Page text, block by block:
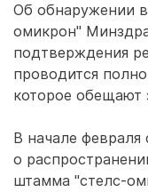
Об обнаружении
омикрон"
подтверждения
проводится
которое обещают
В начале
о
штамма "стелс-